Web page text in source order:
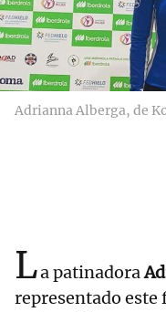
Adrianna Alberga, de
La patinadora
representado este